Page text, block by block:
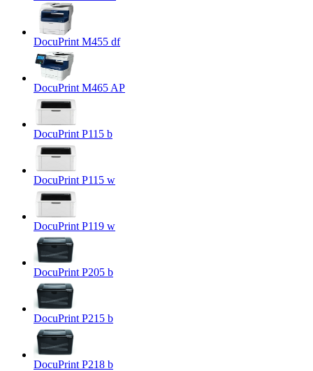
DocuPrint M455 df
DocuPrint M465 AP
DocuPrint P115 b
DocuPrint P115 w
DocuPrint P119 w
DocuPrint P205 b
DocuPrint P215 b
DocuPrint P218 b